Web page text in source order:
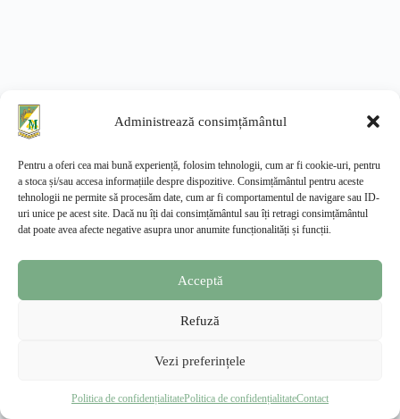
Administrează consimțământul
Pentru a oferi cea mai bună experiență, folosim tehnologii, cum ar fi cookie-uri, pentru
a stoca și/sau accesa informațiile despre dispozitive. Consimțământul pentru aceste
tehnologii ne permite să procesăm date, cum ar fi comportamentul de navigare sau ID-
uri unice pe acest site. Dacă nu îți dai consimțământul sau îți retragi consimțământul
dat poate avea afecte negative asupra unor anumite funcționalități și funcții.
Acceptă
Refuză
Vezi preferințele
Politica de confidențialitatePolitica de confidențialitateContact
Extensia Slatina, USAMV București